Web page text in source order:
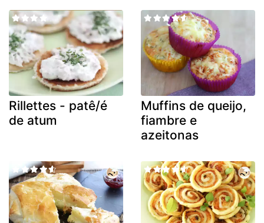
Rillettes - patê/é
de atum
Muffins de queijo,
fiambre e
azeitonas